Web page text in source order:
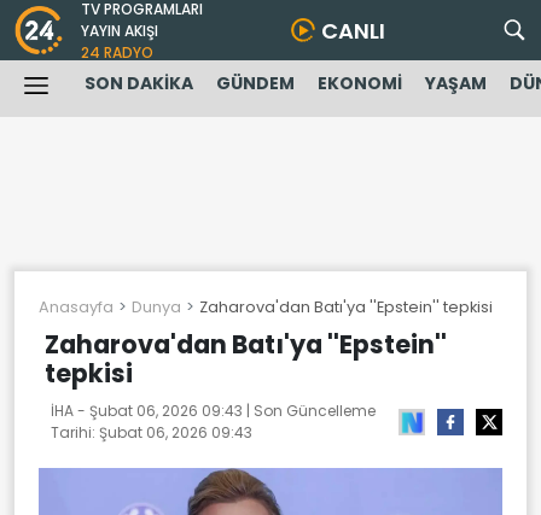
TV PROGRAMLARI
YAYIN AKIŞI
24 RADYO
CANLI
SON DAKİKA GÜNDEM EKONOMİ YAŞAM
Anasayfa Dunya Zaharova'dan Batı'ya ''Epstein'' tepkisi
Zaharova'dan Batı'ya ''Epstein''
tepkisi
İHA - Şubat 06, 2026 09:43 | Son Güncelleme
Tarihi: Şubat 06, 2026 09:43